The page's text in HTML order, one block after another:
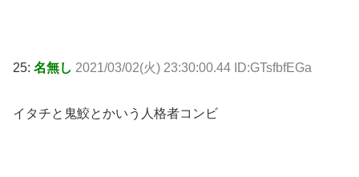
25: 名無し 2021/03/02(火) 23:30:00.44 ID:GTsfbfEGa
イタチと鬼鮫とかいう人格者コンビ